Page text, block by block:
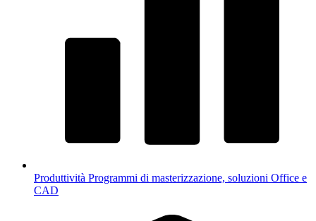
Produttività Programmi di masterizzazione, soluzioni Office e
CAD